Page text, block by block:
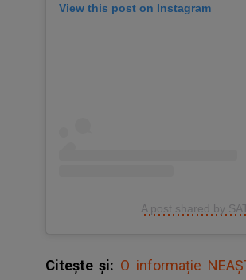
View this post on Instagram
A post shared by
Citește și: O informație